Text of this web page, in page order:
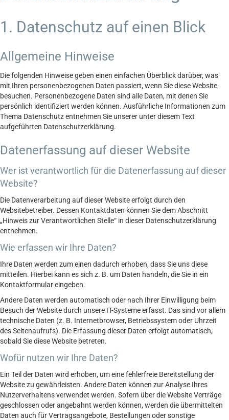
1. Datenschutz auf einen Blick
Allgemeine Hinweise
Die folgenden Hinweise geben einen einfachen Überblick darüber, was
mit Ihren personenbezogenen Daten passiert, wenn Sie diese Website
besuchen. Personenbezogene Daten sind alle Daten, mit denen Sie
persönlich identifiziert werden können. Ausführliche Informationen zum
Thema Datenschutz entnehmen Sie unserer unter diesem Text
aufgeführten Datenschutzerklärung.
Datenerfassung auf dieser Website
Wer ist verantwortlich für die Datenerfassung auf dieser
Website?
Die Datenverarbeitung auf dieser Website erfolgt durch den
Websitebetreiber. Dessen Kontaktdaten können Sie dem Abschnitt
„Hinweis zur Verantwortlichen Stelle“ in dieser Datenschutzerklärung
entnehmen.
Wie erfassen wir Ihre Daten?
Ihre Daten werden zum einen dadurch erhoben, dass Sie uns diese
mitteilen. Hierbei kann es sich z. B. um Daten handeln, die Sie in ein
Kontaktformular eingeben.
Andere Daten werden automatisch oder nach Ihrer Einwilligung beim
Besuch der Website durch unsere IT-Systeme erfasst. Das sind vor allem
technische Daten (z. B. Internetbrowser, Betriebssystem oder Uhrzeit
des Seitenaufrufs). Die Erfassung dieser Daten erfolgt automatisch,
sobald Sie diese Website betreten.
Wofür nutzen wir Ihre Daten?
Ein Teil der Daten wird erhoben, um eine fehlerfreie Bereitstellung der
Website zu gewährleisten. Andere Daten können zur Analyse Ihres
Nutzerverhaltens verwendet werden. Sofern über die Website Verträge
geschlossen oder angebahnt werden können, werden die übermittelten
Daten auch für Vertragsangebote, Bestellungen oder sonstige